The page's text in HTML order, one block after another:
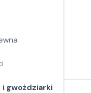
gwożdziarki